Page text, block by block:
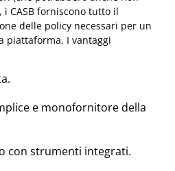
CASB forniscono tutto il
delle policy necessari per un
piattaforma. I vantaggi
e monofornitore della
con strumenti integrati.